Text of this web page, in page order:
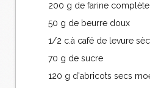
200 g de farine complète
50 g de beurre doux
1/2 c.à café de levure
70 g de sucre
120 g d'abricots secs